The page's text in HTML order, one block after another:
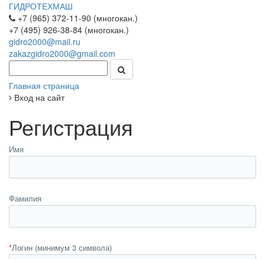
ГИДРОТЕХМАШ
+7 (965) 372-11-90 (многокан.)
+7 (495) 926-38-84 (многокан.)
gidro2000@mail.ru
zakazgidro2000@gmail.com
Главная страница
Вход на сайт
Регистрация
Имя
Фамилия
*Логин (минимум 3 символа)